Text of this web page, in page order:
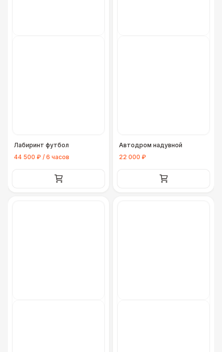
Лабиринт футбол
44 500 ₽ / 6 часов
Автодром надувной
22 000 ₽